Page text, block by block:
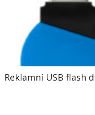
Reklamní USB flash